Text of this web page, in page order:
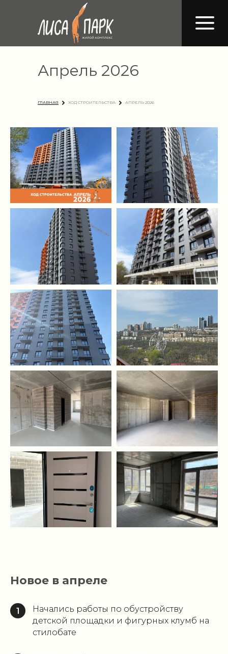
Апрель 2026
ГЛАВНАЯ ХОД СТРОИТЕЛЬСТВА АПРЕЛЬ 2026
Новое в апреле
1
Начались работы по обустройству
детской площадки и фигурных клумб на
стилобате